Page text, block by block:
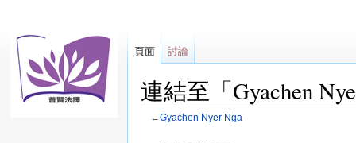
連結至「Gyachen
←Gyachen Nyer Nga
頁面 討論